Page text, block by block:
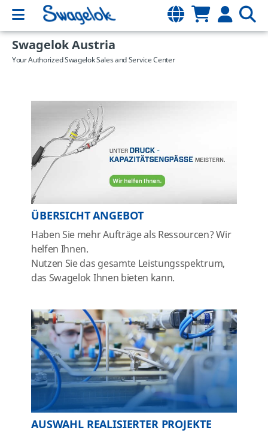
Swagelok Austria
Your Authorized Swagelok Sales and Service Center
ÜBERSICHT ANGEBOT
Haben Sie mehr Aufträge als Ressourcen? Wir
helfen Ihnen.
Nutzen Sie das gesamte Leistungsspektrum,
das Swagelok Ihnen bieten kann.
AUSWAHL REALISIERTER PROJEKTE